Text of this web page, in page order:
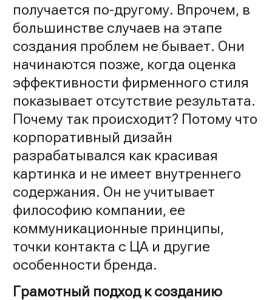
получается по-другому. Впрочем, в
большинстве случаев на этапе
создания проблем не бывает. Они
начинаются позже, когда оценка
эффективности фирменного стиля
показывает отсутствие результата.
Почему так происходит? Потому что
корпоративный дизайн
разрабатывался как красивая
картинка и не имеет внутреннего
содержания. Он не учитывает
философию компании, ее
коммуникационные принципы,
точки контакта с ЦА и другие
особенности бренда.
Грамотный подход к созданию